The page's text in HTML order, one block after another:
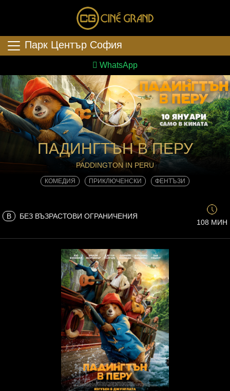
Парк Център София
WhatsApp
ПАДИНГТЪН В ПЕРУ
PADDINGTON IN PERU
КОМЕДИЯ ПРИКЛЮЧЕНСКИ ФЕНТЪЗИ
B БЕЗ ВЪЗРАСТОВИ ОГРАНИЧЕНИЯ
108 МИН